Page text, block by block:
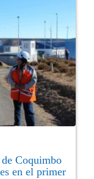
Coquimbo
en el primer